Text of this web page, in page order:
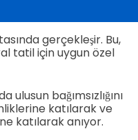
gerçekleşir. Bu,
tatil için uygun özel
ulusun bağımsızlığını
katılarak ve
katılarak anıyor.